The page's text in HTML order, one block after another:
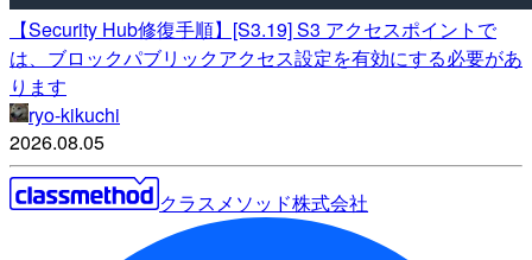
【Security Hub修復手順】[S3.19] S3 アクセスポイントで
は、ブロックパブリックアクセス設定を有効にする必要があ
ります
ryo-kikuchi
2026.08.05
クラスメソッド株式会社